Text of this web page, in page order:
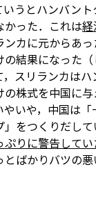
うと――ハンバン
かった．これは
カに元からあ
結果になった
スリランカは
株式を中国に
いや，中国は
をつくりだし
ぷりに警告して
ばかりバツの